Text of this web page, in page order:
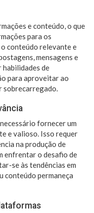
e conteúdo, o que
para os
conteúdo relevante e
mensagens e
habilidades de
para aproveitar ao
sobrecarregado.
fornecer um
e valioso. Isso requer
na produção de
enfrentar o desafio de
se às tendências em
conteúdo permaneça